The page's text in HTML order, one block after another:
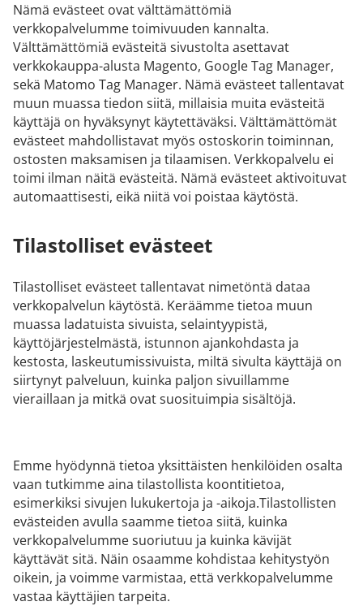
Nämä evästeet ovat välttämättömiä
verkkopalvelumme toimivuuden kannalta.
Välttämättömiä evästeitä sivustolta asettavat
verkkokauppa-alusta Magento, Google Tag Manager,
sekä Matomo Tag Manager. Nämä evästeet tallentavat
muun muassa tiedon siitä, millaisia muita evästeitä
käyttäjä on hyväksynyt käytettäväksi. Välttämättömät
evästeet mahdollistavat myös ostoskorin toiminnan,
ostosten maksamisen ja tilaamisen. Verkkopalvelu ei
toimi ilman näitä evästeitä. Nämä evästeet aktivoituvat
automaattisesti, eikä niitä voi poistaa käytöstä.
Tilastolliset evästeet
Tilastolliset evästeet tallentavat nimetöntä dataa
verkkopalvelun käytöstä. Keräämme tietoa muun
muassa ladatuista sivuista, selaintyypistä,
käyttöjärjestelmästä, istunnon ajankohdasta ja
kestosta, laskeutumissivuista, miltä sivulta käyttäjä on
siirtynyt palveluun, kuinka paljon sivuillamme
vieraillaan ja mitkä ovat suosituimpia sisältöjä.
Emme hyödynnä tietoa yksittäisten henkilöiden osalta
vaan tutkimme aina tilastollista koontitietoa,
esimerkiksi sivujen lukukertoja ja -aikoja.Tilastollisten
evästeiden avulla saamme tietoa siitä, kuinka
verkkopalvelumme suoriutuu ja kuinka kävijät
käyttävät sitä. Näin osaamme kohdistaa kehitystyön
oikein, ja voimme varmistaa, että verkkopalvelumme
vastaa käyttäjien tarpeita.